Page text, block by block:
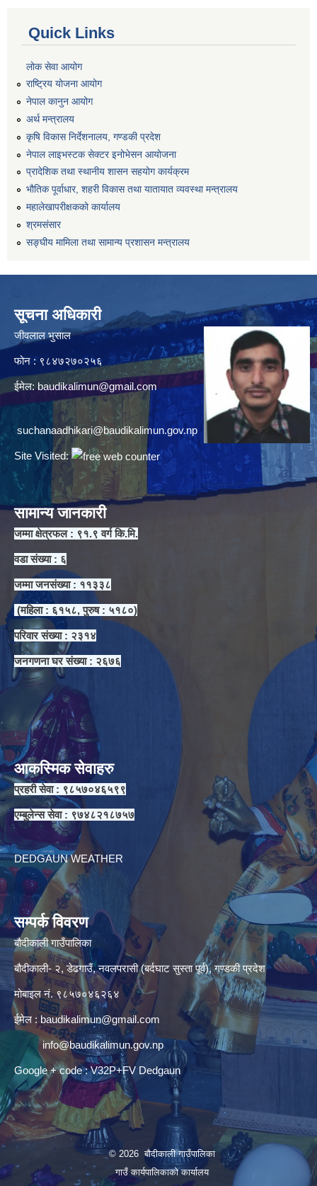
Quick Links
लोक सेवा आयोग
राष्ट्रिय योजना आयोग
नेपाल कानुन आयोग
अर्थ मन्त्रालय
कृषि विकास निर्देशनालय, गण्डकी प्रदेश
नेपाल लाइभस्टक सेक्टर इनोभेसन आयोजना
प्रादेशिक तथा स्थानीय शासन सहयोग कार्यक्रम
भौतिक पूर्वाधार, शहरी विकास तथा यातायात व्यवस्था मन्त्रालय
महालेखापरीक्षकको कार्यालय
श्रमसंसार
सङ्घीय मामिला तथा सामान्य प्रशासन मन्त्रालय
सूचना अधिकारी
जीवलाल भुसाल
फोन : ९८४७२७०२५६
ईमेल: baudikalimun@gmail.com
suchanaadhikari@baudikalimun.gov.np
Site Visited:
सामान्य जानकारी
जम्मा क्षेत्रफल : ९१.९ वर्ग कि.मि.
वडा संख्या : ६
जम्मा जनसंख्या : ११३३८
(महिला : ६१५८, पुरुष : ५१८०)
परिवार संख्या : २३१४
जनगणना घर संख्या : २६७६
आकस्मिक सेवाहरु
प्रहरी सेवा : ९८५७०४६५९९
एम्बुलेन्स सेवा : ९७४८२१८७५७
DEDGAUN WEATHER
सम्पर्क विवरण
बौदीकाली गाउँपालिका
बौदीकाली- २, डेढगाउँ, नवलपरासी (बर्दघाट सुस्ता पूर्व), गण्डकी प्रदेश
मोबाइल नं. ९८५७०४६२६४
ईमेल : baudikalimun@gmail.com
info@baudikalimun.gov.np
Google + code : V32P+FV Dedgaun
© 2026 बौदीकाली गाउँपालिका
गाउँ कार्यपालिकाको कार्यालय